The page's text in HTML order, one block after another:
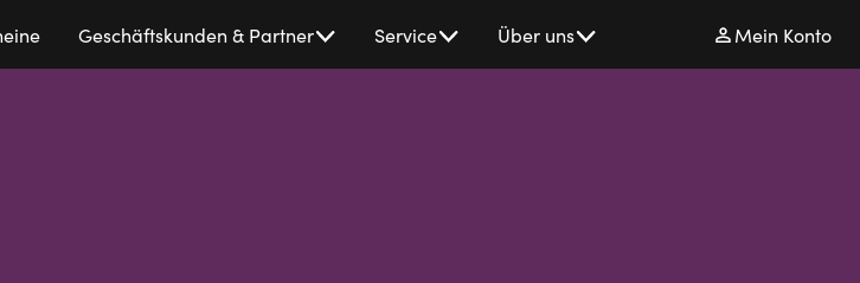
Geschäftskunden & Partner Service Über uns Mein Konto